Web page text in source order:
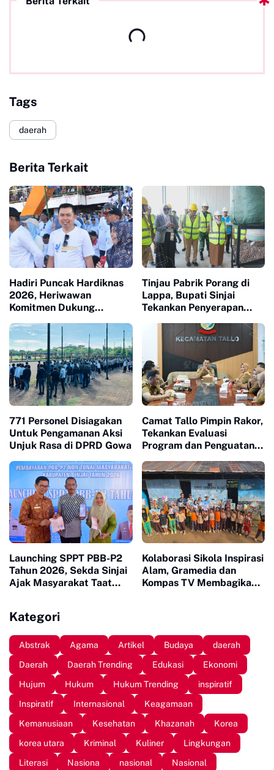
Tags
daerah
Berita Terkait
Hadiri Puncak Hardiknas
2026, Heriwawan
Komitmen Dukung
Sinjai
Tinjau Pabrik Porang di
Lappa, Bupati Sinjai
Tekankan Penyerapan
771 Personel Disiagakan
Untuk Pengamanan Aksi
Unjuk Rasa di DPRD Gowa
Camat Tallo Pimpin Rakor,
Tekankan Evaluasi
Program dan Penguatan
Launching SPPT PBB-P2
Tahun 2026, Sekda Sinjai
Ajak Masyarakat Taat
Kolaborasi Sikola Inspirasi
Alam, Gramedia dan
Kompas TV Membagikan
Kategori
Abstrak Agama Artikel Budaya
daerah
Daerah
Daerah Trending Edukasi
Ekonomi
Hujum
Hukum Hukum Trending
inspiratif
Inspiratif
Internasional
Keagamaan
Kemanusiaan
Kesehatan Khazanah
Korea
korea utara
Kriminal Kuliner
Lingkungan
Literasi
Nasiona nasional
Nasional